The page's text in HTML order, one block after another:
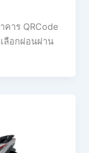
คาร QRCode
ลือกผ่อนผ่าน